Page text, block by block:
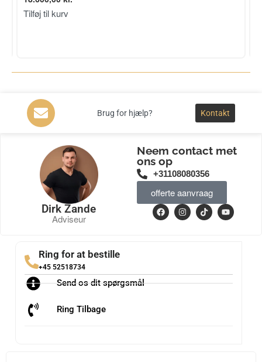
Tilføj til kurv
Brug for hjælp? Kontakt
Neem contact met
ons op
+31108080356
offerte aanvraag
Dirk Zande
Adviseur
Ring for at bestille
+45 52518734
Send os dit spørgsmål
Ring Tilbage